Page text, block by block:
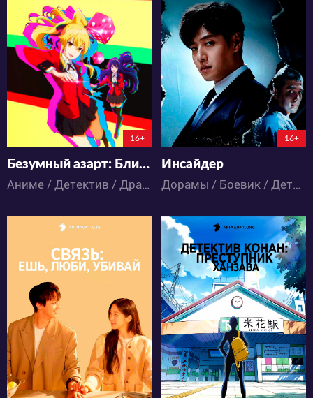
14733
68 27
16+
Безумный азарт: Близнецы
Аниме / Детектив / Драма / Психология / Сёнэн / Школа
10189
45 15
16+
Инсайдер
Дорамы / Боевик / Детектив / Драма
9407
38 24
8002
15 3